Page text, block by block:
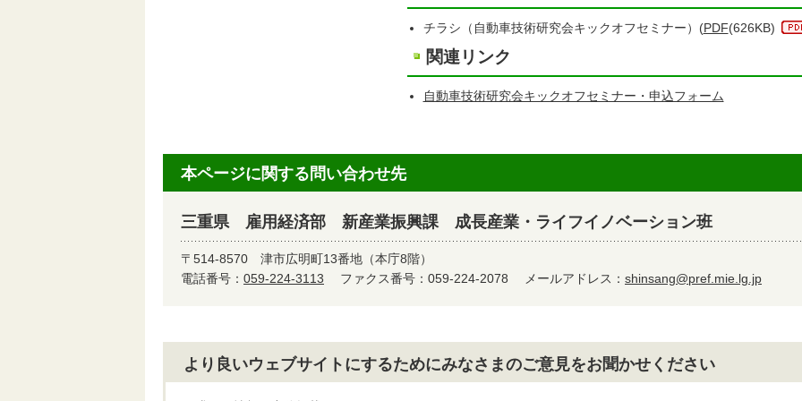
チラシ（自動車技術研究会キックオフセミナー）(PDF(626KB)
関連リンク
自動車技術研究会キックオフセミナー・申込フォーム
本ページに関する問い合わせ先
三重県 雇用経済部 新産業振興課 成長産業・ライフイノベーション班
〒514-8570 津市広明町13番地（本庁8階）
電話番号： 059-224-3113 ファクス番号：059-224-2078 メールアドレス： shinsang@pref.mie.lg.jp
より良いウェブサイトにするためにみなさまのご意見をお聞かせください